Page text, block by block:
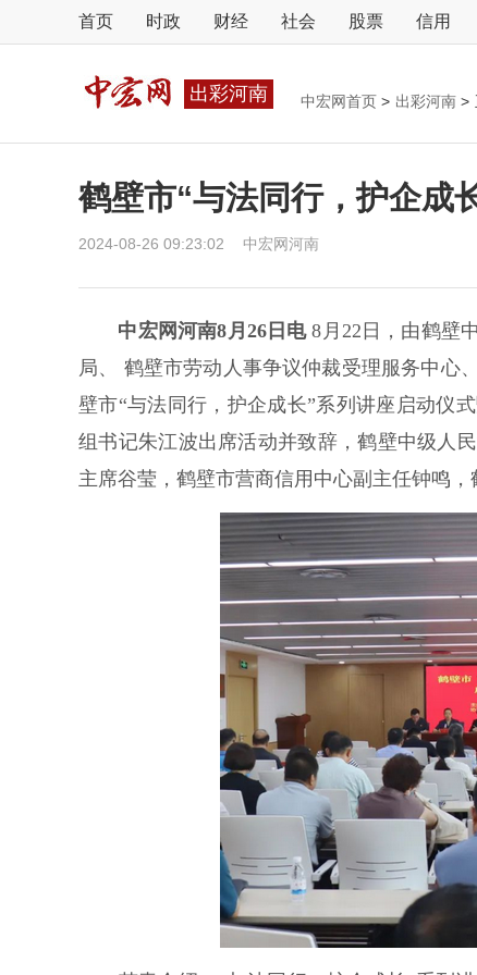
首页 时政 财经 社会 股票 信用
出彩河南 中宏网首页 > 出彩河南 >
鹤壁市“与法同行，护企成
2024-08-26 09:23:02 中宏网河南
中宏网河南8月26日电8月22日，由鹤壁
局、 鹤壁市劳动人事争议仲裁受理服务中心
壁市“与法同行，护企成长”系列讲座启动仪
组书记朱江波出席活动并致辞，鹤壁中级人
主席谷莹，鹤壁市营商信用中心副主任钟鸣